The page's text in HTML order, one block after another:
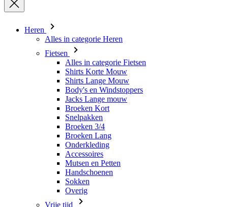
Shirts Lange Mouw
Body's en Windstoppers
Jacks Lange mouw
Broeken Kort
Snelpakken
Broeken 3/4
Broeken Lang
Onderkleding
Accessoires
Mutsen en Petten
Handschoenen
Sokken
Overig
Vrije tijd
Alles in categorie Vrije tijd
T-shirts
Hoodie
Mutsen en Petten